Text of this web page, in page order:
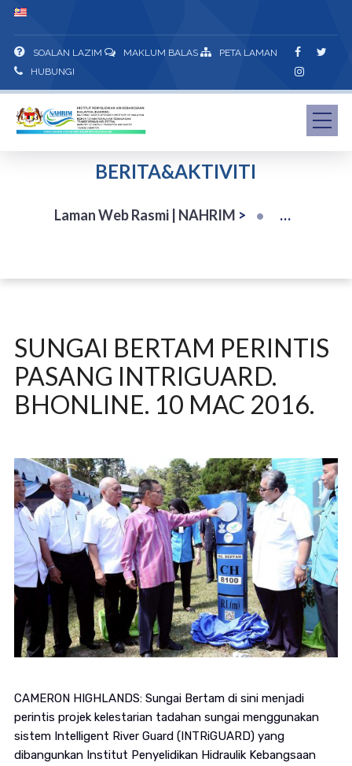
SOALAN LAZIM MAKLUM BALAS
PETA LAMAN
HUBUNGI
BERITA&AKTIVITI
Laman Web Rasmi | NAHRIM >
SUNGAI BERTAM PERINTIS
PASANG INTRIGUARD.
BHONLINE. 10 MAC 2016.
CAMERON HIGHLANDS: Sungai Bertam di sini menjadi
perintis projek kelestarian tadahan sungai menggunakan
sistem Intelligent River Guard (INTRiGUARD) yang
dibangunkan Institut Penyelidikan Hidraulik Kebangsaan